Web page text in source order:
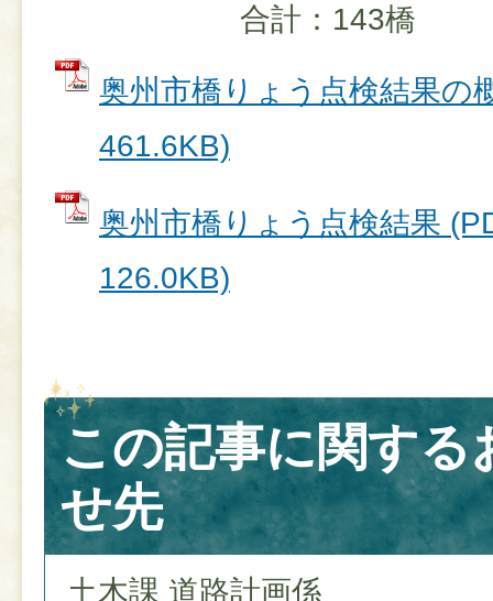
合計：143橋
奥州市橋りょう点検結果の
461.6KB)
奥州市橋りょう点検結果
126.0KB)
この記事に関する
せ先
土木課 道路計画係